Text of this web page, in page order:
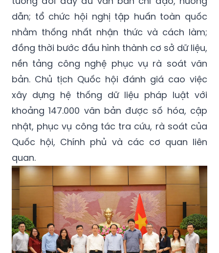
nhằm thống nhất nhận thức và cách làm;
đồng thời bước đầu hình thành cơ sở dữ liệu,
nền tảng công nghệ phục vụ rà soát văn
bản. Chủ tịch Quốc hội đánh giá cao việc
xây dựng hệ thống dữ liệu pháp luật với
khoảng 147.000 văn bản được số hóa, cập
nhật, phục vụ công tác tra cứu, rà soát của
Quốc hội, Chính phủ và các cơ quan liên
quan.